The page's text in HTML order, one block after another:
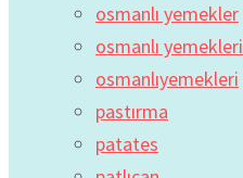
osmanlı yemekler
osmanlı yemekleri
osmanlıyemekleri
pastırma
patates